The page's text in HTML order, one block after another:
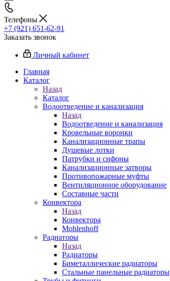
Телефоны
+7 (921) 651-62-91
Заказать звонок
Личный кабинет
Главная
Каталог
Назад
Каталог
Водоотведение и канализация
Назад
Водоотведение и канализация
Кровельные воронки
Канализационные трапы
Душевые лотки
Патрубки и сифоны
Канализационные затворы
Противопожарные муфты
Вентиляционное оборудование
Составные части
Конвектора
Назад
Конвектора
Mohlenhoff
Радиаторы
Назад
Радиаторы
Биметаллические радиаторы
Стальные панельные радиаторы